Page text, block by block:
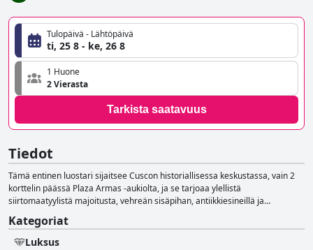
Tulopäivä - Lähtöpäivä
ti, 25 8 - ke, 26 8
1 Huone
2 Vierasta
Tarkista saatavuus
Tiedot
Tämä entinen luostari sijaitsee Cuscon historiallisessa keskustassa, vain 2
korttelin päässä Plaza Armas -aukiolta, ja se tarjoaa ylellistä
siirtomaatyylistä majoitusta, vehreän sisäpihan, antiikkiesineillä ja
ruokailuvaihtoehtoja, ja kaikki tämä tapahtuu historiallisessa ja
viehättävässä, maagisessa ilmapiirissä.
Kategoriat
Luksus